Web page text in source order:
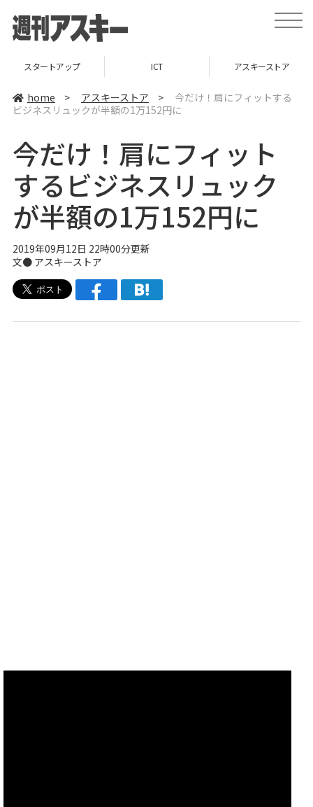
t
o
e
v
スタートアップ ICT アスキーストア
home > アスキーストア >
今だけ！肩にフィットする
ビジネスリュックが半額の1万152円に
今だけ！肩にフィット
するビジネスリュック
が半額の1万152円に
2019年09月12日 22時00分更新
文● アスキーストア